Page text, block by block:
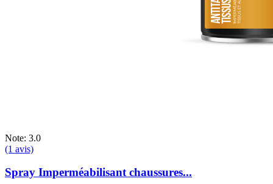
Note: 3.0
(1 avis)
Spray Imperméabilisant chaussures...